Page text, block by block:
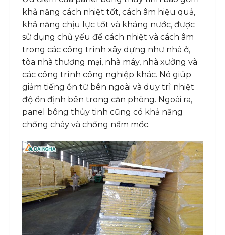
khả năng cách nhiệt tốt, cách âm hiệu quả,
khả năng chịu lực tốt và kháng nước, được
sử dụng chủ yếu để cách nhiệt và cách âm
trong các công trình xây dựng như nhà ở,
tòa nhà thương mại, nhà máy, nhà xưởng và
các công trình công nghiệp khác. Nó giúp
giảm tiếng ồn từ bên ngoài và duy trì nhiệt
độ ổn định bên trong căn phòng. Ngoài ra,
panel bông thủy tinh cũng có khả năng
chống cháy và chống nấm mốc.